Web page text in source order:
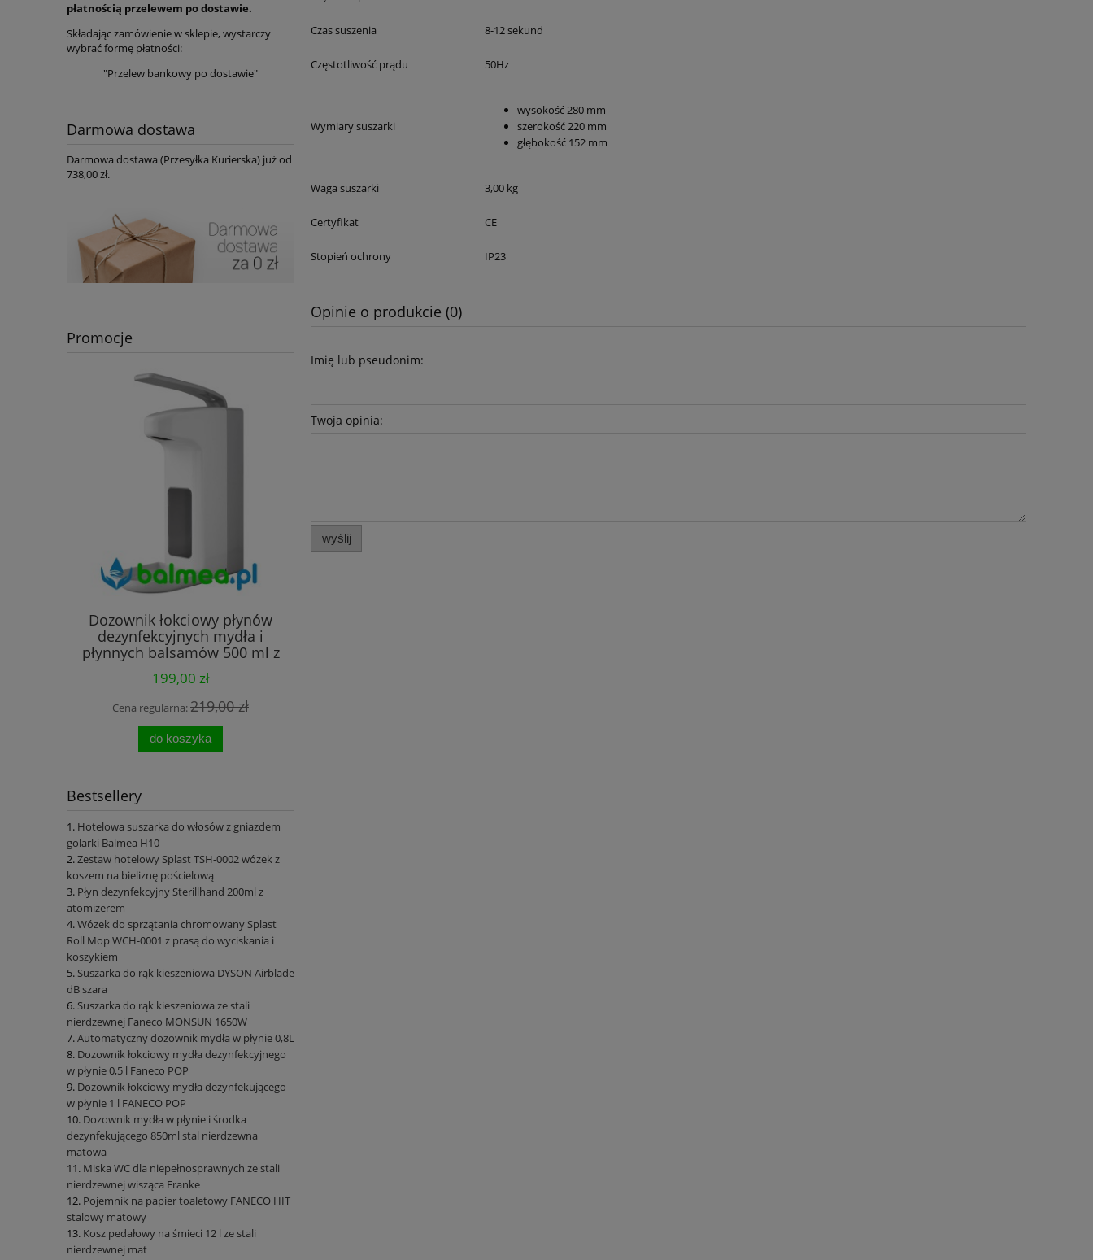
płatnością przelewem po dostawie.
Składając zamówienie w sklepie, wystarczy
wybrać formę płatności:
"Przelew bankowy po dostawie"
Darmowa dostawa
Darmowa dostawa (Przesyłka Kurierska) już od
738,00 zł.
Promocje
Dozownik łokciowy płynów
dezynfekcyjnych mydła i
płynnych balsamów 500 ml z
199,00 zł
Cena regularna:219,00 zł
do koszyka
Bestsellery
Hotelowa suszarka do włosów z gniazdem
golarki Balmea H10
Zestaw hotelowy Splast TSH-0002 wózek z
koszem na bieliznę pościelową
Płyn dezynfekcyjny Sterillhand 200ml z
atomizerem
Wózek do sprzątania chromowany Splast
Roll Mop WCH-0001 z prasą do wyciskania i
koszykiem
Suszarka do rąk kieszeniowa DYSON Airblade
dB szara
Suszarka do rąk kieszeniowa ze stali
nierdzewnej Faneco MONSUN 1650W
Automatyczny dozownik mydła w płynie 0,8L
Dozownik łokciowy mydła dezynfekcyjnego
w płynie 0,5 l Faneco POP
Dozownik łokciowy mydła dezynfekującego
w płynie 1 l FANECO POP
Dozownik mydła w płynie i środka
dezynfekującego 850ml stal nierdzewna
matowa
Miska WC dla niepełnosprawnych ze stali
nierdzewnej wisząca Franke
Pojemnik na papier toaletowy FANECO HIT
stalowy matowy
Kosz pedałowy na śmieci 12 l ze stali
nierdzewnej mat
Czas suszenia 8-12 sekund
Częstotliwość prądu 50Hz
Wymiary suszarki
wysokość 280 mm
szerokość 220 mm
głębokość 152 mm
Waga suszarki 3,00 kg
Certyfikat CE
Stopień ochrony IP23
Opinie o produkcie (0)
Imię lub pseudonim:
Twoja opinia:
wyślij